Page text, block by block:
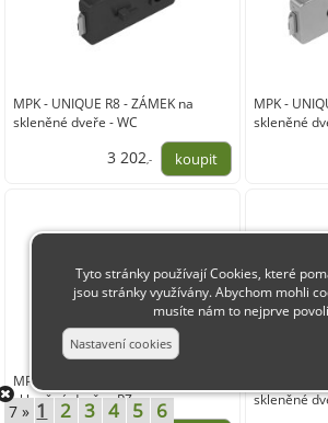
MPK - UNIQUE R8 - ZÁMEK na
skleněné dveře - WC
3 202,-
MPK -
skleněné
MPK - UNIQUE R8 - ZÁMEK na
skleněné dveře - PZ
skleněné
7 » 1 2 3 4 5 6
Tyto stránky používají Cookies, které
jsou stránky využívány. Abychom mohli
musíte nám to nejprve